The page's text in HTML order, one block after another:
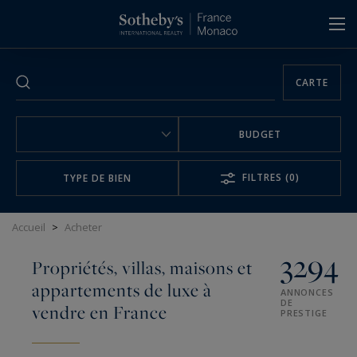
CARTE
TYPE DE BIEN
BUDGET
FILTRES (0)
Accueil > Acheter
Propriétés, villas, maisons et
appartements de luxe à
vendre en France
3294
ANNONCES
DE
PRESTIGE